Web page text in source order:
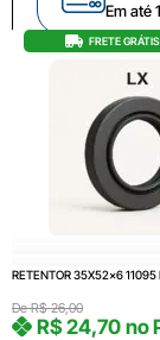
Em até
FRETE
RETENTOR 35X52x6 11095
DeR$26,00
R$24,70 no